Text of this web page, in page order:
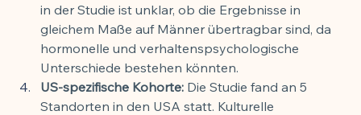
in der Studie ist unklar, ob die Ergebnisse in
gleichem Maße auf Männer übertragbar sind, da
hormonelle und verhaltenspsychologische
Unterschiede bestehen könnten.
US-spezifische Kohorte: Die Studie fand an 5
Standorten in den USA statt. Kulturelle